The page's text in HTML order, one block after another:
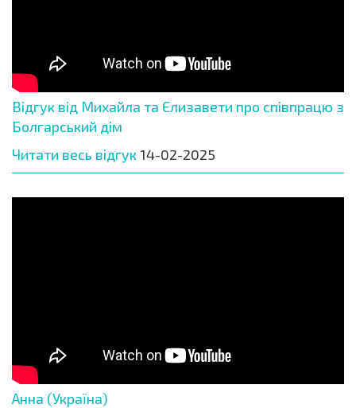
Відгук від Михайла та Єлизавети про співпрацю з
Болгарський дім
Читати весь відгук 14-02-2025
Анна (Україна)